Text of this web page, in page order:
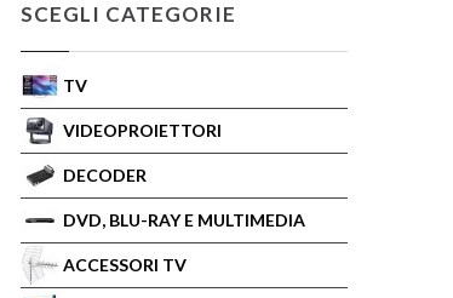
SCEGLI CATEGORIE
TV
VIDEOPROIETTORI
DECODER
DVD, BLU-RAY E MULTIMEDIA
ACCESSORI TV